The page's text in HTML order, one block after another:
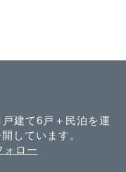
建て6戸＋民泊を運
しています。
ォロー